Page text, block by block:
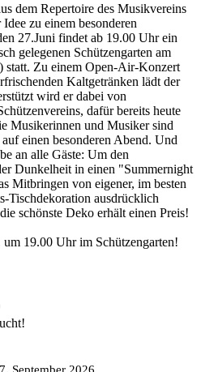
dem Repertoire des Musikvereins
zu einem besonderen
27.Juni findet ab 19.00 Uhr ein
gelegenen Schützengarten am
statt. Zu einem Open-Air-Konzert
Kaltgetränken lädt der
wird er dabei von
dafür bereits heute
Musikerinnen und Musiker sind
einen besonderen Abend. Und
an alle Gäste: Um den
Dunkelheit in einen "Summernight
Mitbringen von eigener, im besten
Tischdekoration ausdrücklich
schönste Deko erhält einen Preis!
19.00 Uhr im Schützengarten!
September 2026